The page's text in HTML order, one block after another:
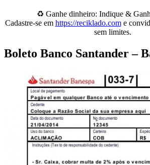
♻️ Ganhe dinheiro: Indique &
Cadastre-se em https://reciklado.come
sem limites.
Boleto Banco Santander –